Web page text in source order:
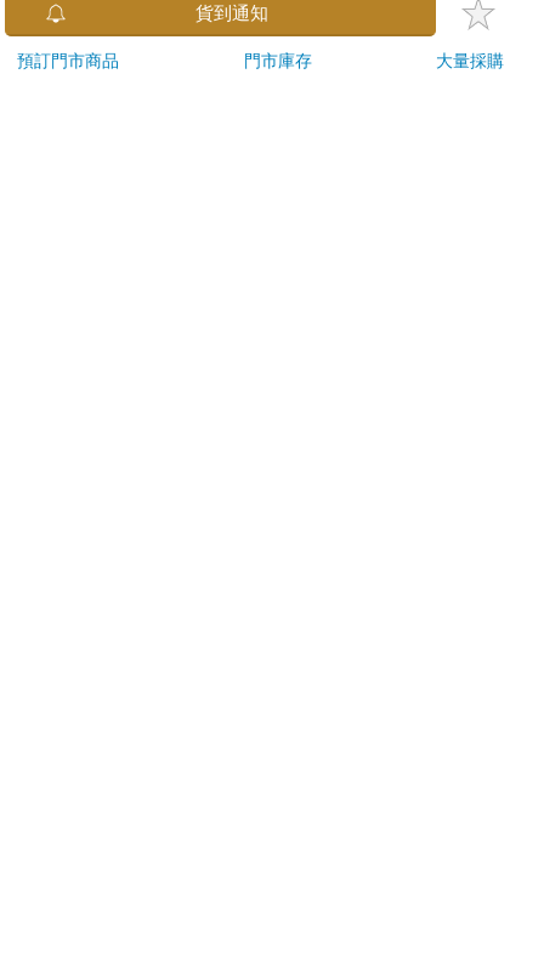
金石堂及銀行均不會請您操作ATM! 如接獲電話要求您前往
ATM提款機，請不要聽從指示，以免受騙上當！
貨到通知
預訂門市商品 門市庫存 大量採購